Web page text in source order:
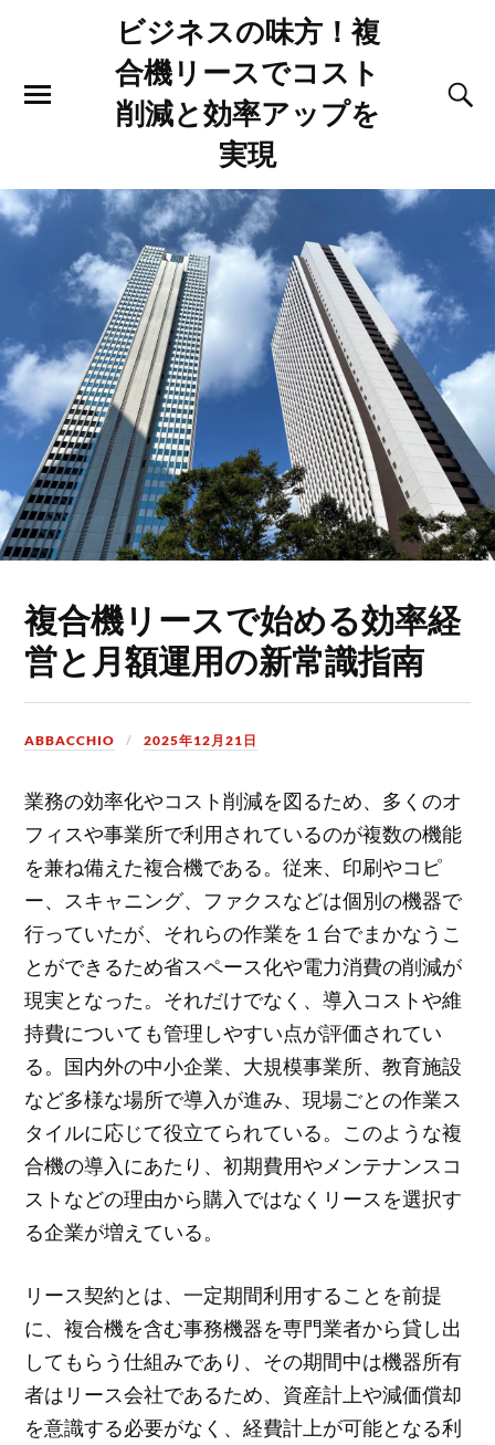
ビジネスの味方！複
合機リースでコスト
削減と効率アップを
実現
複合機リースで始める効率経
営と月額運用の新常識指南
ABBACCHIO 2025年12月21日
業務の効率化やコスト削減を図るため、多くのオ
フィスや事業所で利用されているのが複数の機能
を兼ね備えた複合機である。従来、印刷やコピ
ー、スキャニング、ファクスなどは個別の機器で
行っていたが、それらの作業を１台でまかなうこ
とができるため省スペース化や電力消費の削減が
現実となった。それだけでなく、導入コストや維
持費についても管理しやすい点が評価されてい
る。国内外の中小企業、大規模事業所、教育施設
など多様な場所で導入が進み、現場ごとの作業ス
タイルに応じて役立てられている。このような複
合機の導入にあたり、初期費用やメンテナンスコ
ストなどの理由から購入ではなくリースを選択す
る企業が増えている。
リース契約とは、一定期間利用することを前提
に、複合機を含む事務機器を専門業者から貸し出
してもらう仕組みであり、その期間中は機器所有
者はリース会社であるため、資産計上や減価償却
を意識する必要がなく、経費計上が可能となる利